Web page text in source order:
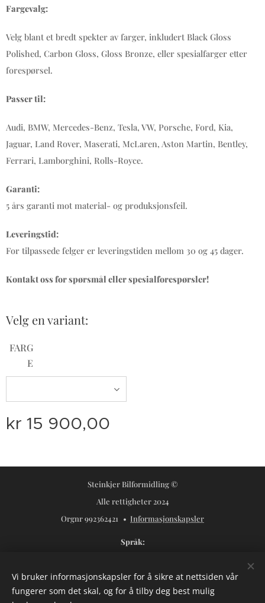
Fargevalg:
Velg blant et bredt spekter av farger, inkludert Black Gloss
Polished, Carbon Gloss, Gloss Bronze, eller spesialfarger etter
forespørsel.
Passer til:
Audi, BMW, Mercedes-Benz, Tesla, VW, Porsche, Ford, Kia,
Jaguar, Land Rover, Maserati, McLaren, Aston Martin, Bentley,
Ferrari, Lamborghini, Rolls-Royce.
Garanti:
5 års garanti mot material- og produksjonsfeil.
Leveringstid:
For tilpassede felger er leveringstiden mellom 30 og 45 dager.
Kontakt oss for spørsmål eller spesialforespørsler!
Velg en variant:
FARG
E
kr 15 900,00
Steinkjer Bilformidling ©
Alle rettigheter 2024
Orgnr 992362421
Informasjonskapsler
Språk
Valuta
NOK kr
USD $ SEK kr
Vi bruker informasjonskapsler for å sikre at nettsiden vår
fungerer som det skal, og for å tilby deg best mulig